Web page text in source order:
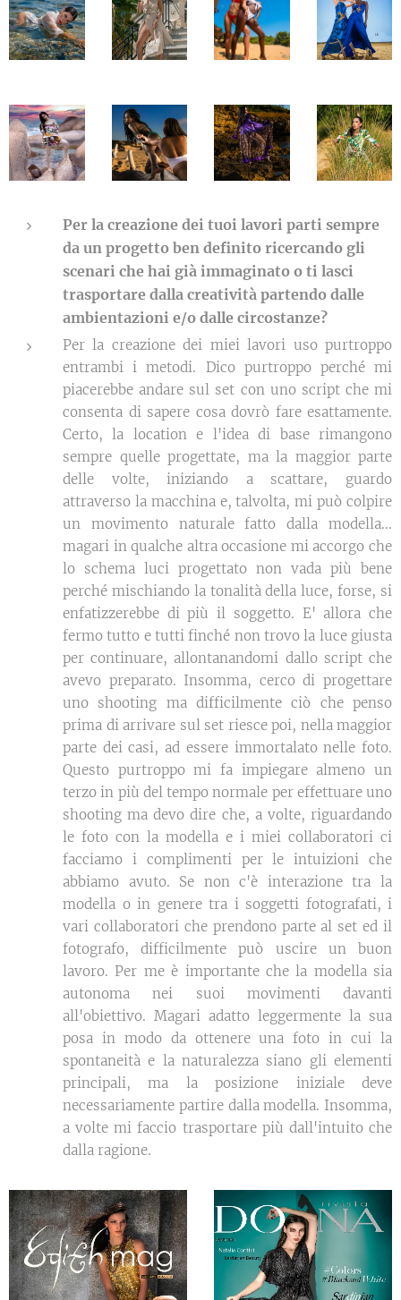
Per la creazione dei tuoi lavori parti sempre
da un progetto ben definito ricercando gli
scenari che hai già immaginato o ti lasci
trasportare dalla creatività partendo dalle
ambientazioni e/o dalle circostanze?
Per la creazione dei miei lavori uso purtroppo
entrambi i metodi. Dico purtroppo perché mi
piacerebbe andare sul set con uno script che mi
consenta di sapere cosa dovrò fare esattamente.
Certo, la location e l'idea di base rimangono
sempre quelle progettate, ma la maggior parte
delle volte, iniziando a scattare, guardo
attraverso la macchina e, talvolta, mi può colpire
un movimento naturale fatto dalla modella...
magari in qualche altra occasione mi accorgo che
lo schema luci progettato non vada più bene
perché mischiando la tonalità della luce, forse, si
enfatizzerebbe di più il soggetto. E' allora che
fermo tutto e tutti finché non trovo la luce giusta
per continuare, allontanandomi dallo script che
avevo preparato. Insomma, cerco di progettare
uno shooting ma difficilmente ciò che penso
prima di arrivare sul set riesce poi, nella maggior
parte dei casi, ad essere immortalato nelle foto.
Questo purtroppo mi fa impiegare almeno un
terzo in più del tempo normale per effettuare uno
shooting ma devo dire che, a volte, riguardando
le foto con la modella e i miei collaboratori ci
facciamo i complimenti per le intuizioni che
abbiamo avuto. Se non c'è interazione tra la
modella o in genere tra i soggetti fotografati, i
vari collaboratori che prendono parte al set ed il
fotografo, difficilmente può uscire un buon
lavoro. Per me è importante che la modella sia
autonoma nei suoi movimenti davanti
all'obiettivo. Magari adatto leggermente la sua
posa in modo da ottenere una foto in cui la
spontaneità e la naturalezza siano gli elementi
principali, ma la posizione iniziale deve
necessariamente partire dalla modella. Insomma,
a volte mi faccio trasportare più dall'intuito che
dalla ragione.